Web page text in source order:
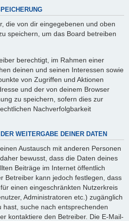
die von dir eingegebenen und oben
speichern, um das Board betreiben
berechtigt, im Rahmen einer
deinen und seinen Interessen sowie
von Zugriffen und Aktionen
und der von deinem Browser
zu speichern, sofern dies zur
Nachverfolgbarkeit
WEITERGABE DEINER DATEN
Austausch mit anderen Personen
bewusst, dass die Daten deines
Beiträge im Internet öffentlich
Betreiber kann jedoch festlegen, dass
einen eingeschränkten Nutzerkreis
Administratoren etc.) zugänglich
suche nach entsprechenden
kontaktiere den Betreiber. Die E-Mail-